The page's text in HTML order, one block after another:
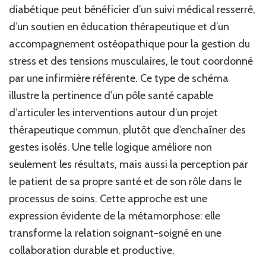
diabétique peut bénéficier d’un suivi médical resserré,
d’un soutien en éducation thérapeutique et d’un
accompagnement ostéopathique pour la gestion du
stress et des tensions musculaires, le tout coordonné
par une infirmière référente. Ce type de schéma
illustre la pertinence d’un pôle santé capable
d’articuler les interventions autour d’un projet
thérapeutique commun, plutôt que d’enchaîner des
gestes isolés. Une telle logique améliore non
seulement les résultats, mais aussi la perception par
le patient de sa propre santé et de son rôle dans le
processus de soins. Cette approche est une
expression évidente de la métamorphose: elle
transforme la relation soignant-soigné en une
collaboration durable et productive.